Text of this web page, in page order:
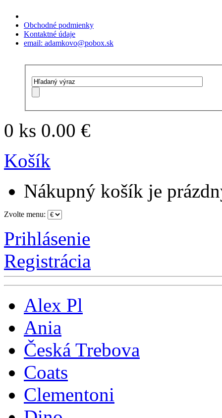
Obchodné podmienky
Kontaktné údaje
email: adamkovo@pobox.sk
0 ks 0.00 €
Košík
Nákupný košík je
Zvolte menu:
Prihlásenie
Registrácia
Alex Pl
Ania
Česká Trebova
Coats
Clementoni